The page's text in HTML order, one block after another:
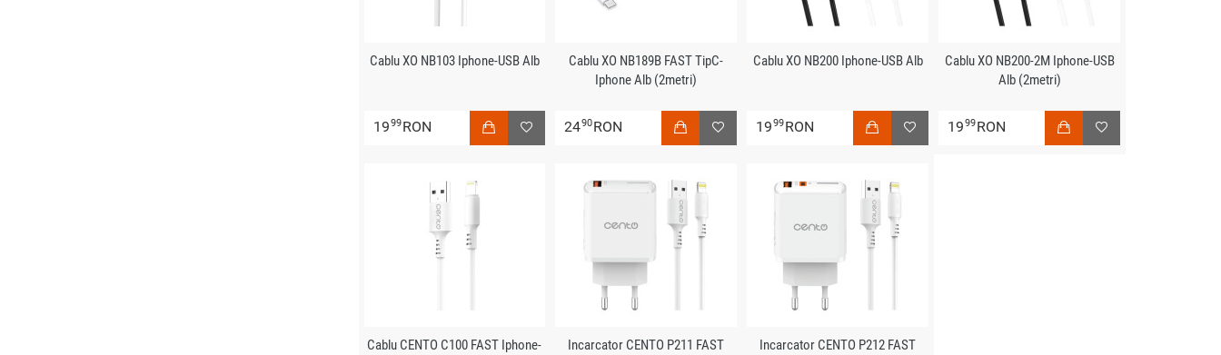
Cablu XO NB103 Iphone-USB Alb
1999RON
Cablu XO NB189B FAST TipC-
Iphone Alb (2metri)
2490RON
Cablu XO NB200 Iphone-USB Alb
1999RON
Cablu XO NB200-2M Iphone-USB
Alb (2metri)
1999RON
Cablu CENTO C100 FAST Iphone-
Incarcator CENTO P211 FAST
Incarcator CENTO P212 FAST